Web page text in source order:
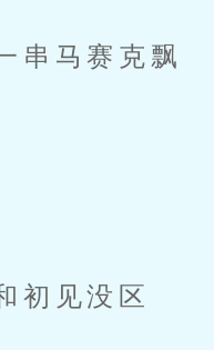
马赛克飘
初见没区